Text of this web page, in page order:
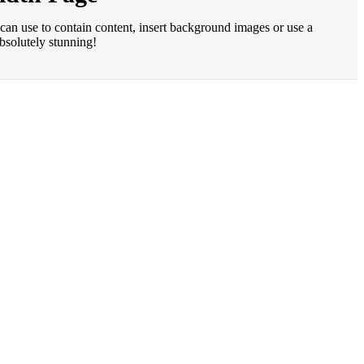
use to contain content, insert background images or use a
stunning!